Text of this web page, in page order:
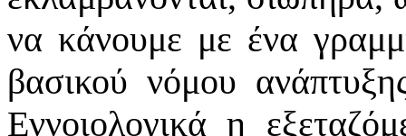
να κάνουμε με ένα
βασικού νόμου
Εννοιολογικά η